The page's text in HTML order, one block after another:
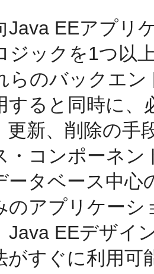
Java EEアプリ
ジックを1つ以
らのバックエ
すると同時に
更新、削除の手
・コンポーネ
ータベース中
のアプリケー
Java EEデザイ
がすぐに利用可